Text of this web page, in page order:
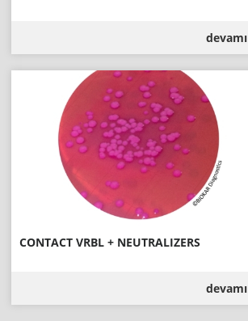
devamı
CONTACT VRBL + NEUTRALIZERS
devamı